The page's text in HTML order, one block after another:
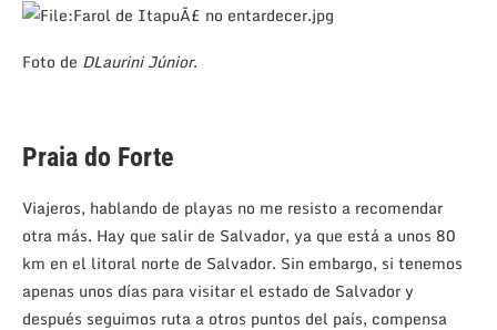
Foto de DLaurini Júnior.
Praia do Forte
Viajeros, hablando de playas no me resisto a recomendar
otra más. Hay que salir de Salvador, ya que está a unos 80
km en el litoral norte de Salvador. Sin embargo, si tenemos
apenas unos días para visitar el estado de Salvador y
después seguimos ruta a otros puntos del país, compensa